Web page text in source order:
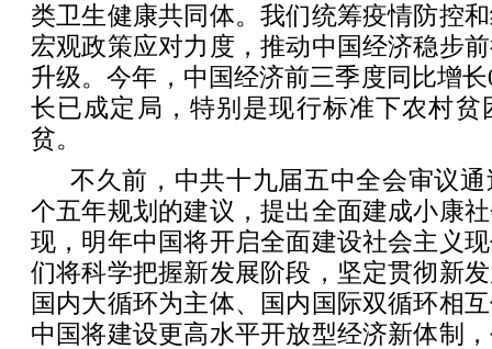
类卫生健康共同体。我们统筹疫情防控
宏观政策应对力度，推动中国经济稳步
升级。今年，中国经济前三季度同比增
长已成定局，特别是现行标准下农村贫
贫。
不久前，中共十九届五中全会审议
个五年规划的建议，提出全面建成小康
现，明年中国将开启全面建设社会主义
们将科学把握新发展阶段，坚定贯彻新
国内大循环为主体、国内国际双循环相
中国将建设更高水平开放型经济新体制